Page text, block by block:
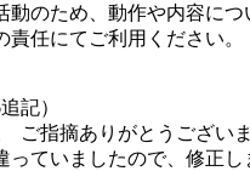
動のため、動作や内容に
責任にてご利用ください。
記）
ご指摘ありがとうござい
っていましたので、修正し